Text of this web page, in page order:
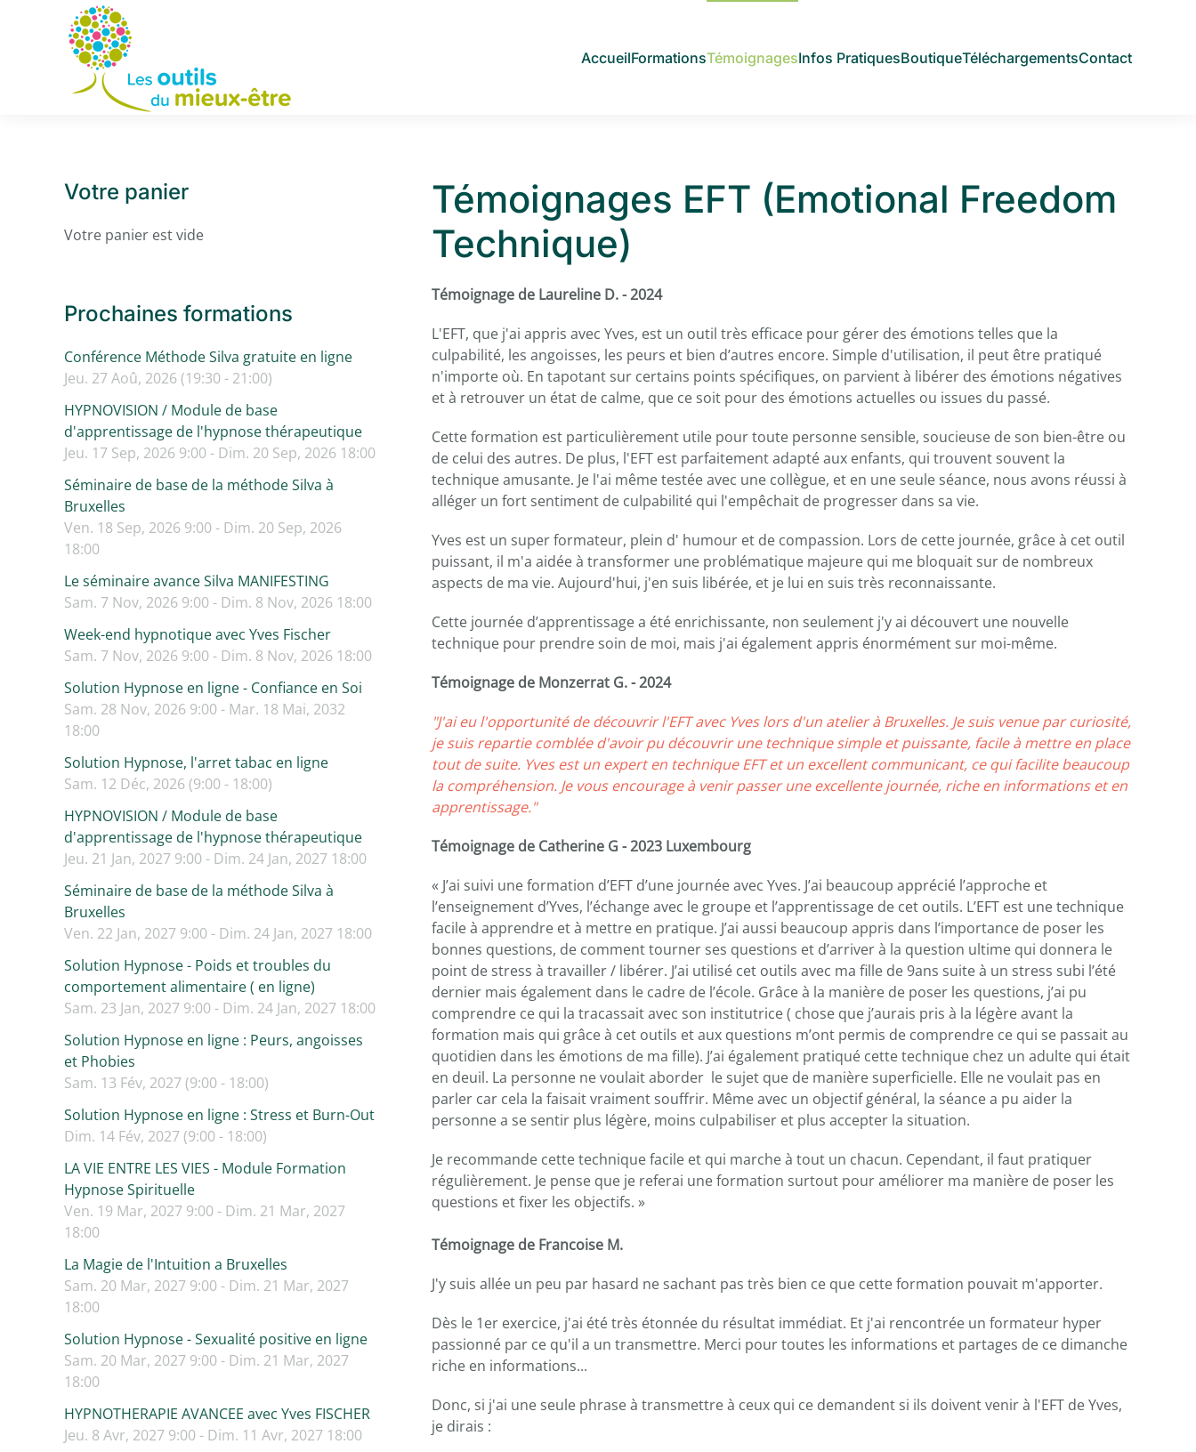
Accéder au contenu principal AccueilFormationsTémoignagesInfos PratiquesBoutiqueTéléchargementsContact
Témoignages EFT (Emotional Freedom
Technique)
Témoignage de Laureline D. - 2024
L'EFT, que j'ai appris avec Yves, est un outil très efficace pour gérer des émotions telles que la
culpabilité, les angoisses, les peurs et bien d’autres encore. Simple d'utilisation, il peut être pratiqué
n'importe où. En tapotant sur certains points spécifiques, on parvient à libérer des émotions négatives
et à retrouver un état de calme, que ce soit pour des émotions actuelles ou issues du passé.
Cette formation est particulièrement utile pour toute personne sensible, soucieuse de son bien-être ou
de celui des autres. De plus, l'EFT est parfaitement adapté aux enfants, qui trouvent souvent la
technique amusante. Je l'ai même testée avec une collègue, et en une seule séance, nous avons réussi à
alléger un fort sentiment de culpabilité qui l'empêchait de progresser dans sa vie.
Yves est un super formateur, plein d' humour et de compassion. Lors de cette journée, grâce à cet outil
puissant, il m'a aidée à transformer une problématique majeure qui me bloquait sur de nombreux
aspects de ma vie. Aujourd'hui, j'en suis libérée, et je lui en suis très reconnaissante.
Cette journée d’apprentissage a été enrichissante, non seulement j'y ai découvert une nouvelle
technique pour prendre soin de moi, mais j'ai également appris énormément sur moi-même.
Témoignage de Monzerrat G. - 2024
"J'ai eu l'opportunité de découvrir l'EFT avec Yves lors d'un atelier à Bruxelles. Je suis venue par curiosité,
je suis repartie comblée d'avoir pu découvrir une technique simple et puissante, facile à mettre en place
tout de suite. Yves est un expert en technique EFT et un excellent communicant, ce qui facilite beaucoup
la compréhension. Je vous encourage à venir passer une excellente journée, riche en informations et en
apprentissage."
Témoignage de Catherine G - 2023 Luxembourg
« J’ai suivi une formation d’EFT d’une journée avec Yves. J’ai beaucoup apprécié l’approche et
l’enseignement d’Yves, l’échange avec le groupe et l’apprentissage de cet outils. L’EFT est une technique
facile à apprendre et à mettre en pratique. J’ai aussi beaucoup appris dans l’importance de poser les
bonnes questions, de comment tourner ses questions et d’arriver à la question ultime qui donnera le
point de stress à travailler / libérer. J’ai utilisé cet outils avec ma fille de 9ans suite à un stress subi l’été
dernier mais également dans le cadre de l’école. Grâce à la manière de poser les questions, j’ai pu
comprendre ce qui la tracassait avec son institutrice ( chose que j’aurais pris à la légère avant la
formation mais qui grâce à cet outils et aux questions m’ont permis de comprendre ce qui se passait au
quotidien dans les émotions de ma fille). J’ai également pratiqué cette technique chez un adulte qui était
en deuil. La personne ne voulait aborder le sujet que de manière superficielle. Elle ne voulait pas en
parler car cela la faisait vraiment souffrir. Même avec un objectif général, la séance a pu aider la
personne a se sentir plus légère, moins culpabiliser et plus accepter la situation.
Je recommande cette technique facile et qui marche à tout un chacun. Cependant, il faut pratiquer
régulièrement. Je pense que je referai une formation surtout pour améliorer ma manière de poser les
questions et fixer les objectifs. »
Témoignage de Francoise M.
J'y suis allée un peu par hasard ne sachant pas très bien ce que cette formation pouvait m'apporter.
Dès le 1er exercice, j'ai été très étonnée du résultat immédiat. Et j'ai rencontrée un formateur hyper
passionné par ce qu'il a un transmettre. Merci pour toutes les informations et partages de ce dimanche
riche en informations...
Donc, si j'ai une seule phrase à transmettre à ceux qui ce demandent si ils doivent venir à l'EFT de Yves,
je dirais :
Votre panier
Votre panier est vide
Prochaines formations
Conférence Méthode Silva gratuite en ligne
Jeu. 27 Aoû, 2026 (19:30 - 21:00)
HYPNOVISION / Module de base
d'apprentissage de l'hypnose thérapeutique
Jeu. 17 Sep, 2026 9:00 - Dim. 20 Sep, 2026 18:00
Séminaire de base de la méthode Silva à
Bruxelles
Ven. 18 Sep, 2026 9:00 - Dim. 20 Sep, 2026
18:00
Le séminaire avance Silva MANIFESTING
Sam. 7 Nov, 2026 9:00 - Dim. 8 Nov, 2026 18:00
Week-end hypnotique avec Yves Fischer
Sam. 7 Nov, 2026 9:00 - Dim. 8 Nov, 2026 18:00
Solution Hypnose en ligne - Confiance en Soi
Sam. 28 Nov, 2026 9:00 - Mar. 18 Mai, 2032
18:00
Solution Hypnose, l'arret tabac en ligne
Sam. 12 Déc, 2026 (9:00 - 18:00)
HYPNOVISION / Module de base
d'apprentissage de l'hypnose thérapeutique
Jeu. 21 Jan, 2027 9:00 - Dim. 24 Jan, 2027 18:00
Séminaire de base de la méthode Silva à
Bruxelles
Ven. 22 Jan, 2027 9:00 - Dim. 24 Jan, 2027 18:00
Solution Hypnose - Poids et troubles du
comportement alimentaire ( en ligne)
Sam. 23 Jan, 2027 9:00 - Dim. 24 Jan, 2027 18:00
Solution Hypnose en ligne : Peurs, angoisses
et Phobies
Sam. 13 Fév, 2027 (9:00 - 18:00)
Solution Hypnose en ligne : Stress et Burn-Out
Dim. 14 Fév, 2027 (9:00 - 18:00)
LA VIE ENTRE LES VIES - Module Formation
Hypnose Spirituelle
Ven. 19 Mar, 2027 9:00 - Dim. 21 Mar, 2027
18:00
La Magie de l'Intuition a Bruxelles
Sam. 20 Mar, 2027 9:00 - Dim. 21 Mar, 2027
18:00
Solution Hypnose - Sexualité positive en ligne
Sam. 20 Mar, 2027 9:00 - Dim. 21 Mar, 2027
18:00
HYPNOTHERAPIE AVANCEE avec Yves FISCHER
Jeu. 8 Avr, 2027 9:00 - Dim. 11 Avr, 2027 18:00